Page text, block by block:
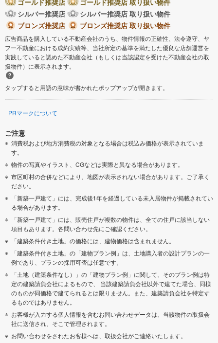
ゴールド推奨店
ゴールド推奨店 取り扱い物件
シルバー推奨店
シルバー推奨店 取り扱い物件
ブロンズ推奨店
ブロンズ推奨店 取り扱い物件
広告商品を購入している不動産会社のうち、物件情報の正確性、法令遵守、ヤ
フー不動産における成約実績等、当社所定の基準を満たした優良な店舗運営を
実践していると認めた不動産会社（もしくは当該認定を受けた不動産会社の取
扱物件）に表示されます。
タップすると用語の意味が書かれたポップアップが開きます。
PRマークについて
ご注意
消費税および地方消費税の対象となる場合は税込み価格が表示されていま
す。
物件の写真やイラスト、CGなどは実際と異なる場合があります。
市区町村の合併などにより、地図が表示されない場合があります。ご了承く
ださい。
「新築一戸建て」には、完成後1年を経過している未入居物件が掲載されてい
る場合があります。
「新築一戸建て」には、販売住戸が複数の物件は、全ての住戸に該当しない
項目もあります。各問い合わせ先にご確認ください。
「建築条件付き土地」の価格には、建物価格は含まれません。
「建築条件付き土地」の「建物プラン例」は、土地購入者の設計プランの一
例であり、プランの採用可否は任意です。
「土地（建築条件なし）」の「建物プラン例」に関して、そのプラン例は特
定の建築請負会社によるもので、 当該建築請負会社以外で建てた場合、同様
のものが同価格で建てられるとは限りません。また、建築請負会社を特定す
るものではありません。
お客様が入力する個人情報を含むお問い合わせデータは、当該物件の取扱会
社に送信され、そこで管理されます。
お問い合わせをされたお客様へは、取扱会社がご連絡いたします。